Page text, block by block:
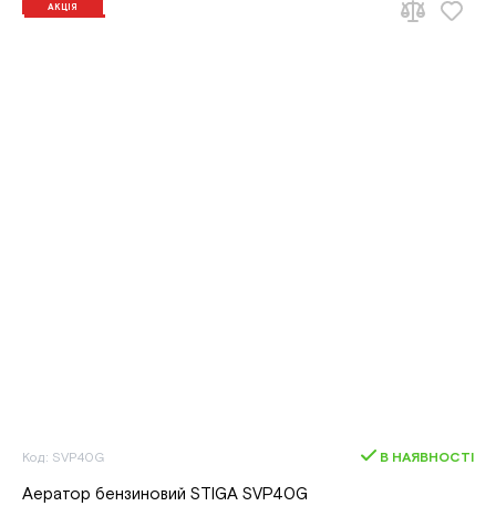
АКЦІЯ
Код: SVP40G В НАЯВНОСТІ
Аератор бензиновий STIGA SVP40G